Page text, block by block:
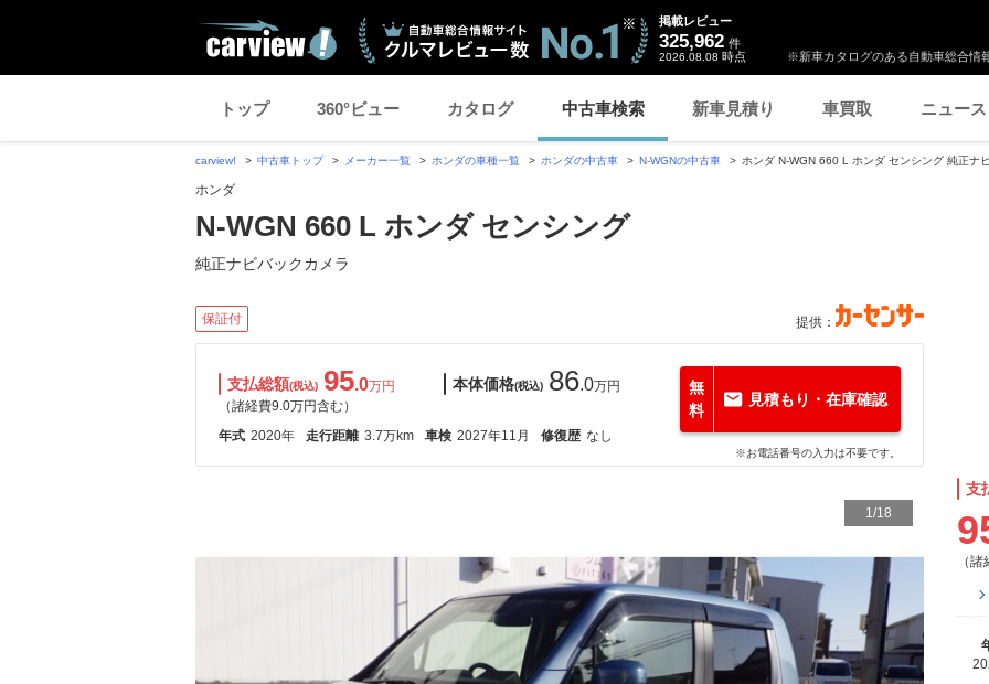
※新車カタログのある自動車総合情
掲載レビュー
325,962 件
2026.08.08 時点
トップ 360°ビュー カタログ 中古車検索 新車見積り 車買取 ニュース
carview! 中古車トップ メーカー一覧 ホンダの車種一覧 ホンダの中古車 N-WGNの中古車 ホンダ N-WGN 660 L ホンダ センシング 純正ナ
ホンダ
N-WGN 660 L ホンダ センシング
純正ナビバックカメラ
保証付 提供：
支払総額(税込) 95.0万円
（諸経費9.0万円含む）
本体価格(税込) 86.0万円
年式 2020年 走行距離 3.7万km 車検 2027年11月 修復歴 なし
無
料
見積もり・在庫確認
※お電話番号の入力は不要です。
1/18
支
（